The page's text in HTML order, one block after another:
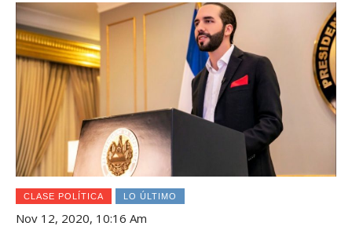
CLASE POLÍTICA LO ÚLTIMO
Nov 12, 2020, 10:16 Am